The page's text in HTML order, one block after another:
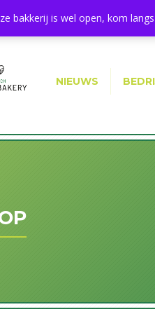
NIEUWS
bakkerij is wel open, kom